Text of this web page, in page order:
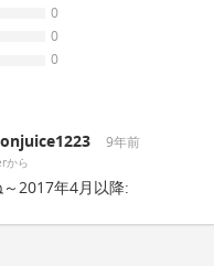
0
0
0
9年前
から
～2017年4月以降: